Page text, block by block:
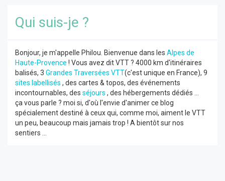
Qui suis-je ?
Bonjour, je m'appelle Philou. Bienvenue dans les Alpes de
Haute-Provence ! Vous avez dit VTT ? 4000 km d'itinéraires
balisés, 3 Grandes Traversées VTT(c'est unique en France), 9
sites labellisés , des cartes & topos, des événements
incontournables, des séjours , des hébergements dédiés ...
ça vous parle ? moi si, d'où l'envie d'animer ce blog
spécialement destiné à ceux qui, comme moi, aiment le VTT
un peu, beaucoup mais jamais trop ! A bientôt sur nos
sentiers ...